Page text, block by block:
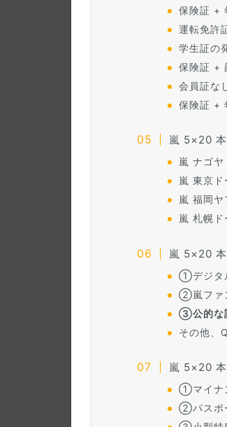
保険証 +
運転免許
学生証の
保険証 +
会員証な
保険証 +
嵐 5×20
嵐 ナゴヤ
嵐 東京ド
嵐 福岡ヤ
嵐 札幌ド
嵐 5×20 本
①デジタ
②嵐ファ
③公的な
その他、
嵐 5×20 本
①マイナ
②パスポ